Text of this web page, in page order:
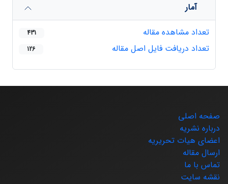
آمار
تعداد مشاهده مقاله
431
تعداد دریافت فایل اصل مقاله 126
صفحه اصلی
درباره نشریه
اعضای هیات تحریریه
ارسال مقاله
تماس با ما
نقشه سایت